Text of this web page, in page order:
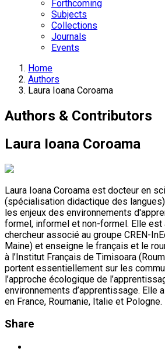
Forthcoming
Subjects
Collections
Journals
Events
Home
Authors
Laura Ioana Coroama
Authors & Contributors
Laura Ioana Coroama
Laura Ioana Coroama est docteur en
(spécialisation didactique des
les enjeux des environnements
formel, informel et non-formel. Elle est
chercheur associé au groupe CREN-
Maine) et enseigne le français et le
à l’Institut Français de Timisoara
portent essentiellement sur les
l’approche écologique de
environnements d’apprentissage. Elle
en France, Roumanie, Italie et Pologne.
Share